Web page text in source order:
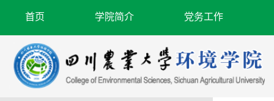
首页 学院简介 党务工作